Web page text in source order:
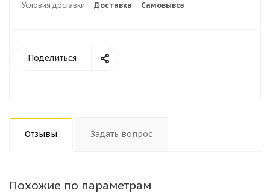
Условия доставки Доставка Самовывоз
Поделиться
Отзывы Задать вопрос
Похожие по параметрам